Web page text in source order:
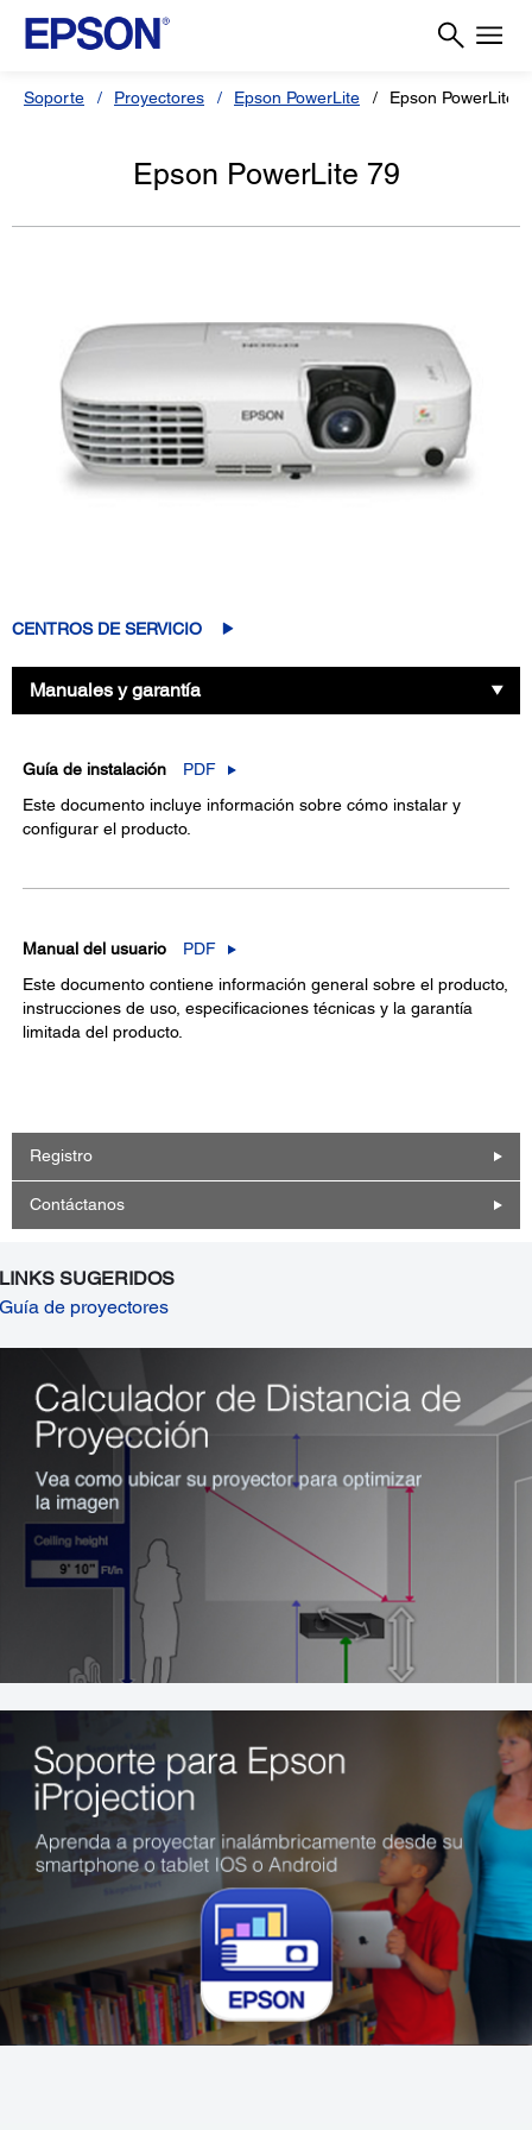
Soporte Proyectores Epson PowerLite Epson PowerLite
Epson PowerLite 79
CENTROS DE SERVICIO
Manuales y garantía
Guía de instalación
PDF
Este documento incluye información sobre cómo instalar y
configurar el producto.
Manual del usuario
PDF
Este documento contiene información general sobre el producto,
instrucciones de uso, especificaciones técnicas y la garantía
limitada del producto.
Registro
Contáctanos
LINKS SUGERIDOS
Guía de proyectores